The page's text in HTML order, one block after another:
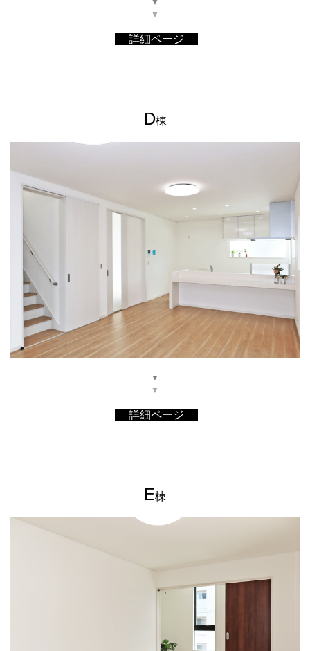
▼
▼
詳細ページ
D棟
▼
▼
詳細ページ
E棟